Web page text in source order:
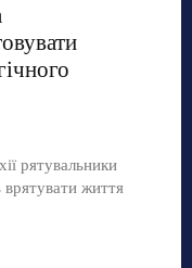
рятувальники
життя